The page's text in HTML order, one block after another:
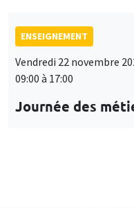
ENSEIGNEMENT
Vendredi 22 novembre
09:00 à 17:00
Journée des